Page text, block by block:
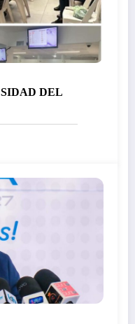
DEL
EN